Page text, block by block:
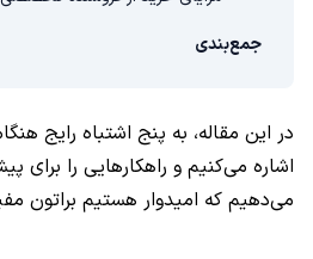
جمع‌بندی
در این مقاله، به پنج اشتباه رایج
اشاره می‌کنیم و راهکارهایی را برای
می‌دهیم که امیدوار هستیم براتون